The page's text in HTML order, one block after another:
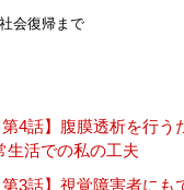
会復帰まで
第4話】腹膜透析を行う
生活での私の工夫
第3話】視覚障害者にも